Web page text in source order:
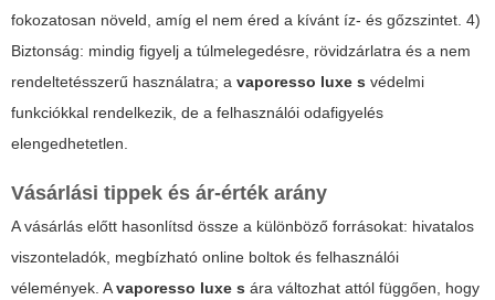
fokozatosan növeld, amíg el nem éred a kívánt íz- és gőzszintet. 4)
Biztonság: mindig figyelj a túlmelegedésre, rövidzárlatra és a nem
rendeltetésszerű használatra; a vaporesso luxe s védelmi
funkciókkal rendelkezik, de a felhasználói odafigyelés
elengedhetetlen.
Vásárlási tippek és ár-érték arány
A vásárlás előtt hasonlítsd össze a különböző forrásokat: hivatalos
viszonteladók, megbízható online boltok és felhasználói
vélemények. Avaporesso luxe s ára változhat attól függően, hogy